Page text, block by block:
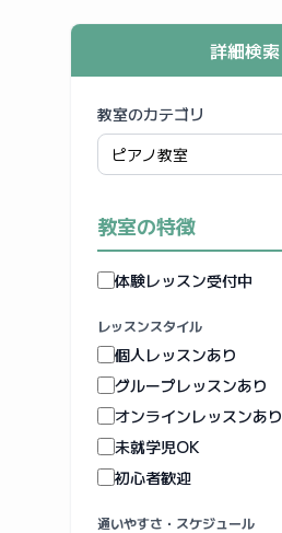
詳細検索
教室のカテゴリ
教室の特徴
体験レッスン受付中
レッスンスタイル
個人レッスンあり
グループレッスンあり
オンラインレッスンあり
未就学児OK
初心者歓迎
通いやすさ・スケジュール